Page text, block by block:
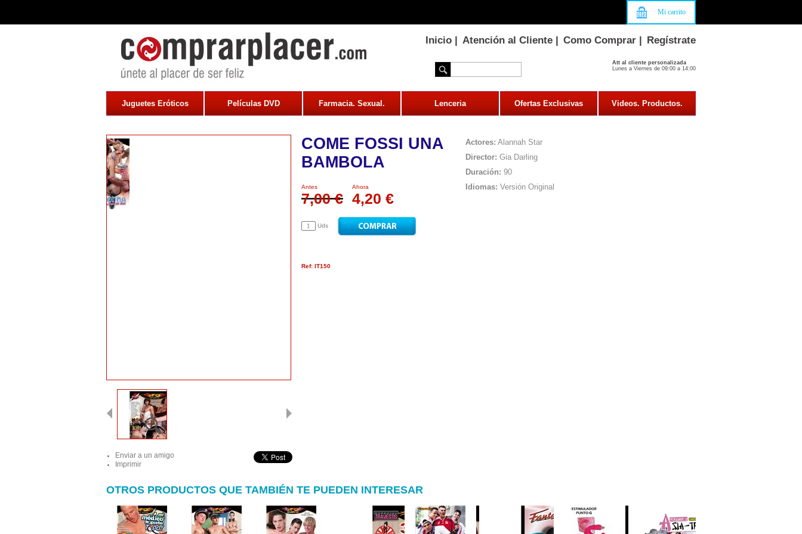
Mi carrito
Inicio | Atención al Cliente | Como Comprar | Regístrate
Att al cliente personalizada
Lunes a Viernes de 09:00 a 14:00
Juguetes Eróticos Películas DVD Farmacia. Sexual. Lenceria Ofertas Exclusivas Videos. Productos.
Enviar a un amigo
Imprimir
COME FOSSI UNA
BAMBOLA
Antes
7,00 €
Ahora
4,20 €
Uds
Actores: Alannah Star
Director: Gia Darling
Duración: 90
Idiomas: Versión Original
Ref: IT150
OTROS PRODUCTOS QUE TAMBIÉN TE PUEDEN INTERESAR